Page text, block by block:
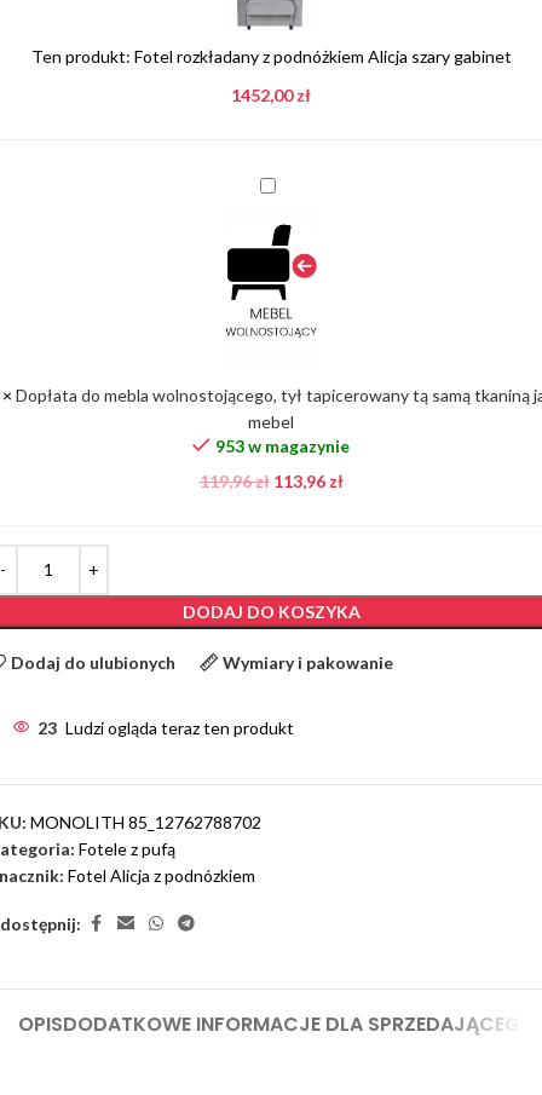
Alicja
gabinet
Ten produkt: Fotel rozkładany z podnóżkiem Alicja szary gabinet
1452,00zł
Dopłata
mebla
wolnostojącego,
tył
tapicerowany
tą
tkaniną
jak
mebel
Dopłata do mebla wolnostojącego, tył tapicerowany tą samą tkaniną
mebel
953 w magazynie
119,96zł 113,96 zł
DODAJ DO KOSZYKA
Dodaj do ulubionych Wymiary i pakowanie
23 Ludzi ogląda teraz ten produkt
MONOLITH 85_12762788702
Fotele z pufą
Fotel Alicja z podnózkiem
OPISDODATKOWE INFORMACJE DLA SPRZEDAJĄCEGO